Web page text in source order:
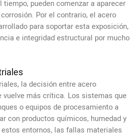
pueden comenzar a aparecer
Por el contrario, el acero
para soportar esta exposición,
e integridad estructural por mucho
la decisión entre acero
vuelve más crítica. Los sistemas que
o equipos de procesamiento a
con productos químicos, humedad y
entornos, las fallas materiales